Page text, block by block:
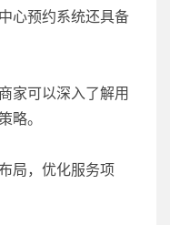
心预约系统还具备
家可以深入了解用
略。
局，优化服务项